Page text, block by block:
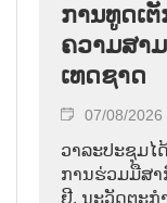
ການ​ທູດ​ເ
ຄວາມ​ສາ​
ເທດ​ຊາດ
07/08/2026
ວາ​ລະ​ປະ​ຊຸມ​ໄ
ການ​ຮ່ວມ​ມື​ສາ​
ຢີ, ນະ​ວັດ​ຕະ​ກ